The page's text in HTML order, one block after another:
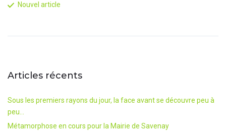
Nouvel article
Articles récents
Sous les premiers rayons du jour, la face avant se découvre peu à
peu…
Métamorphose en cours pour la Mairie de Savenay